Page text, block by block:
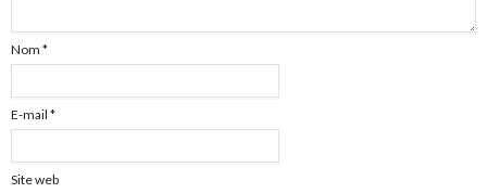
Nom *
E-mail *
Site web